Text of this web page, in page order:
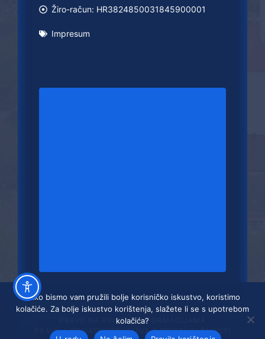
Žiro-račun: HR3824850031845900001
Impresum
PRAVO NA PRISTUP INFORMACIJAMA
PRAVILA PRIVATNOSTIIZJAVA O PRISTUPAČNOSTI
Kako bismo vam pružili bolje korisničko iskustvo, koristimo
kolačiće. Za bolje iskustvo korištenja, slažete li se s upotrebom
kolačića?